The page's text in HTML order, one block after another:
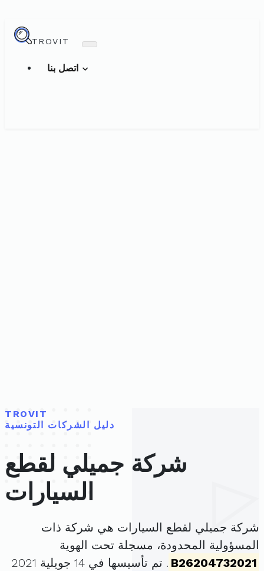
TROVIT
TROVIT
دليل الشركات التونسية
شركة جميلي لقطع
السيارات
شركة جميلي لقطع السيارات هي شركة ذات
المسؤولية المحدودة، مسجلة تحت الهوية
B26204732021
. تم تأسيسها في 14 جويلية 2021